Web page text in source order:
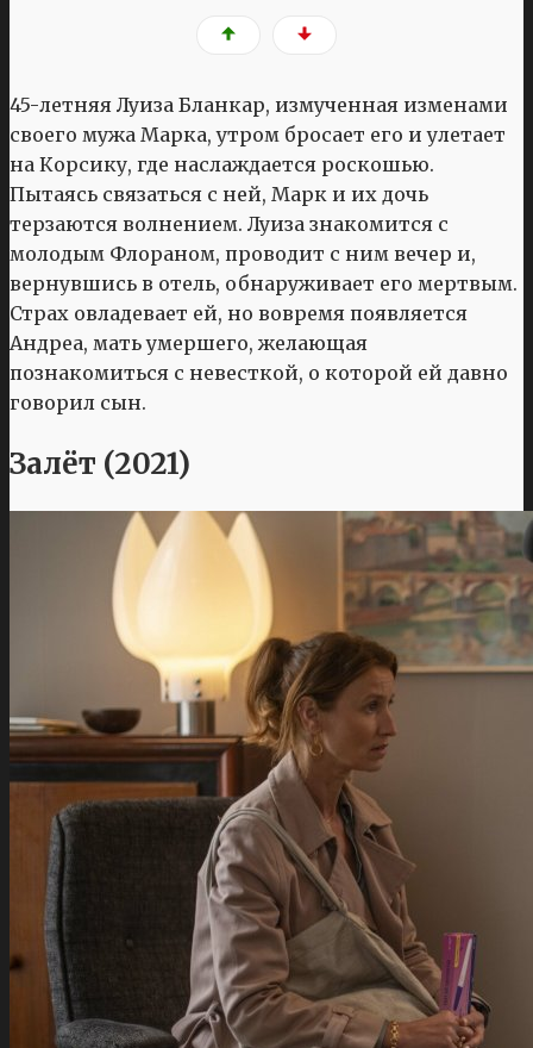
45-летняя Луиза Бланкар, измученная изменами
своего мужа Марка, утром бросает его и улетает
на Корсику, где наслаждается роскошью.
Пытаясь связаться с ней, Марк и их дочь
терзаются волнением. Луиза знакомится с
молодым Флораном, проводит с ним вечер и,
вернувшись в отель, обнаруживает его мертвым.
Страх овладевает ей, но вовремя появляется
Андреа, мать умершего, желающая
познакомиться с невесткой, о которой ей давно
говорил сын.
Залёт (2021)